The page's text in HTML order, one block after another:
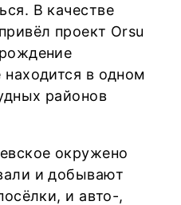
В качестве
проект Orsu
находится в одном
районов
окружено
и добывают
и авто-,